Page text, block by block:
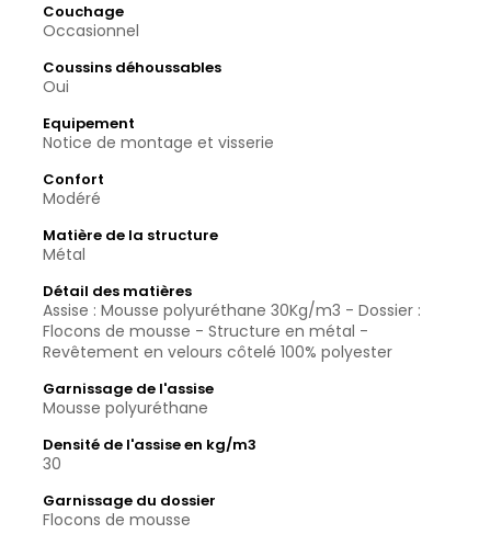
Couchage
Occasionnel
Coussins déhoussables
Oui
Equipement
Notice de montage et visserie
Confort
Modéré
Matière de la structure
Métal
Détail des matières
Assise : Mousse polyuréthane 30Kg/m3 - Dossier :
Flocons de mousse - Structure en métal -
Revêtement en velours côtelé 100% polyester
Garnissage de l'assise
Mousse polyuréthane
Densité de l'assise en kg/m3
30
Garnissage du dossier
Flocons de mousse